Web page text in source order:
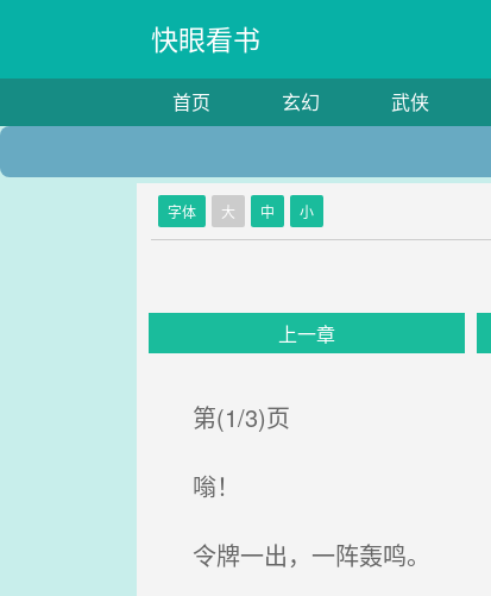
快眼看书
首页 玄幻 武侠
字体 大 中 小
上一章
第(1/3)页
嗡！
令牌一出，一阵轰鸣。